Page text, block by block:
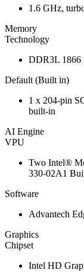
1.6 GHz,
Memory
Technology
DDR3L 1866
Default (Built in)
1 x 204-pin
built-in
AI Engine
VPU
Two Intel®
330-02A1
Software
Advantech
Graphics
Chipset
Intel HD